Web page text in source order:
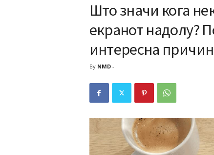
Што значи кога
екранот надолу?
интересна
By NMD-